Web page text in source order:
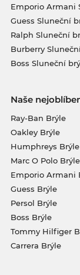
Emporio Armani
Guess Sluneční
Ralph Sluneční
Burberry
Boss Sluneční
Naše
Ray-Ban Brýle
Oakley Brýle
Humphreys Brýle
Marc O Polo Brýle
Emporio Armani
Guess Brýle
Persol Brýle
Boss Brýle
Tommy Hilfiger
Carrera Brýle